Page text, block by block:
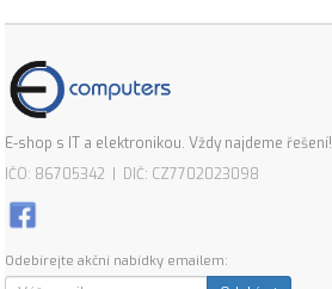
E-shop s IT a elektronikou. Vždy najdeme řešení!
IČO: 86705342 | DIČ: CZ7702023098
Odebírejte akční nabídky emailem: